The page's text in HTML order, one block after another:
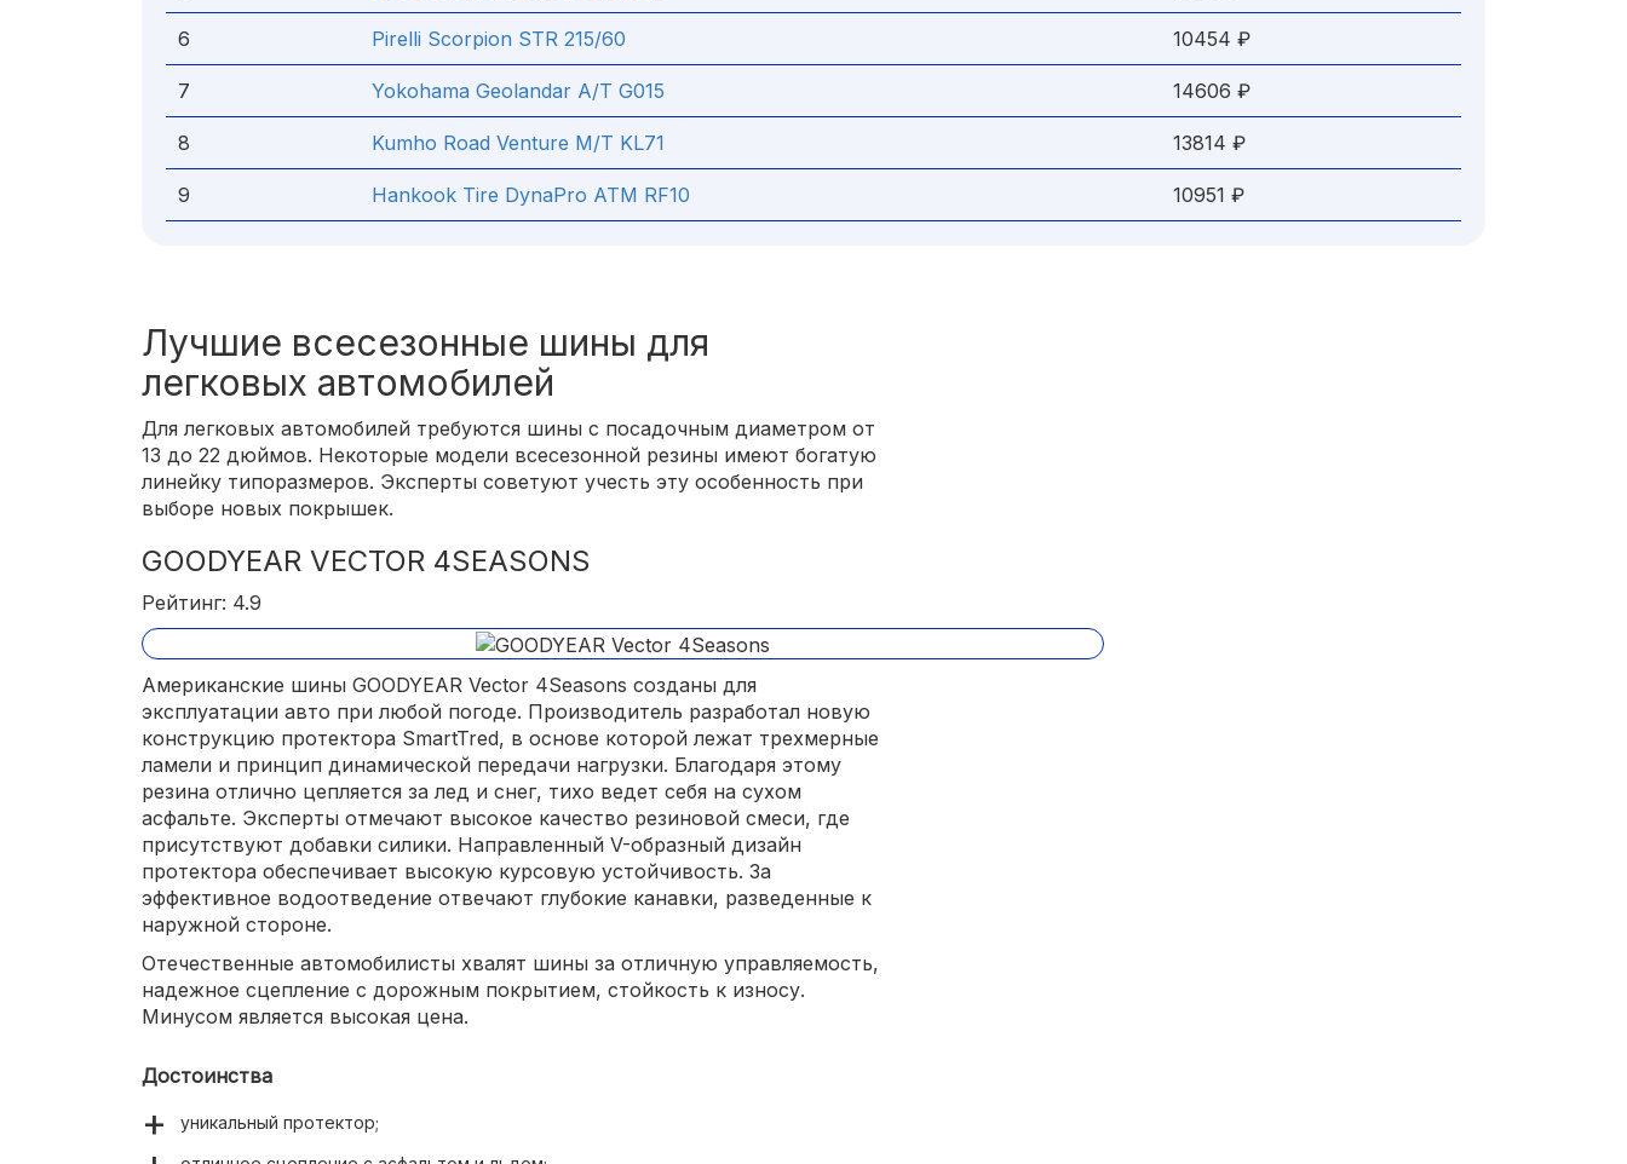
6 Pirelli Scorpion STR 215/60 10454 ₽
7 Yokohama Geolandar A/T G015 14606 ₽
8 Kumho Road Venture M/T KL71 13814 ₽
9 Hankook Tire DynaPro ATM RF10 10951 ₽
Лучшие всесезонные шины для
легковых автомобилей
Для легковых автомобилей требуются шины с посадочным диаметром от
13 до 22 дюймов. Некоторые модели всесезонной резины имеют богатую
линейку типоразмеров. Эксперты советуют учесть эту особенность при
выборе новых покрышек.
GOODYEAR VECTOR 4SEASONS
Рейтинг: 4.9
Американские шины GOODYEAR Vector 4Seasons созданы для
эксплуатации авто при любой погоде. Производитель разработал новую
конструкцию протектора SmartTred, в основе которой лежат трехмерные
ламели и принцип динамической передачи нагрузки. Благодаря этому
резина отлично цепляется за лед и снег, тихо ведет себя на сухом
асфальте. Эксперты отмечают высокое качество резиновой смеси, где
присутствуют добавки силики. Направленный V-образный дизайн
протектора обеспечивает высокую курсовую устойчивость. За
эффективное водоотведение отвечают глубокие канавки, разведенные к
наружной стороне.
Отечественные автомобилисты хвалят шины за отличную управляемость,
надежное сцепление с дорожным покрытием, стойкость к износу.
Минусом является высокая цена.
Достоинства
уникальный протектор;